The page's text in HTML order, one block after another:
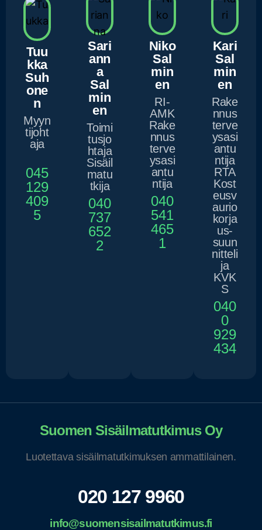
ASIANTUNTIJAMME
Tuu
kka
Suh
one
n
Myyn
tijoht
aja
045
129
409
5
Sari
ann
a
Sal
min
en
Toimi
tusjo
htaja
Sisäil
matu
tkija
040
737
652
2
Niko
Sal
min
en
RI-
AMK
Rake
nnus
terve
ysasi
antu
ntija
040
541
465
1
Kari
Sal
min
en
Rake
nnus
terve
ysasi
antu
ntija
RTA
Kost
eusv
aurio
korja
us-
suun
nitteli
ja
KVK
S
040
0
929
434
Suomen Sisäilmatutkimus Oy
Luotettava sisäilmatutkimuksen ammattilainen.
020 127 9960
info@suomensisailmatutkimus.fi